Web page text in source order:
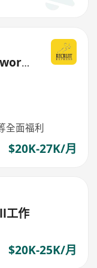
全面福利
$20K-27K/月
工作
$20K-25K/月